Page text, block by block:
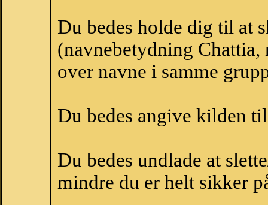
Du bedes holde dig til at
(navnebetydning
over navne i samme
Du bedes angive kilden
Du bedes undlade at
mindre du er helt sikker